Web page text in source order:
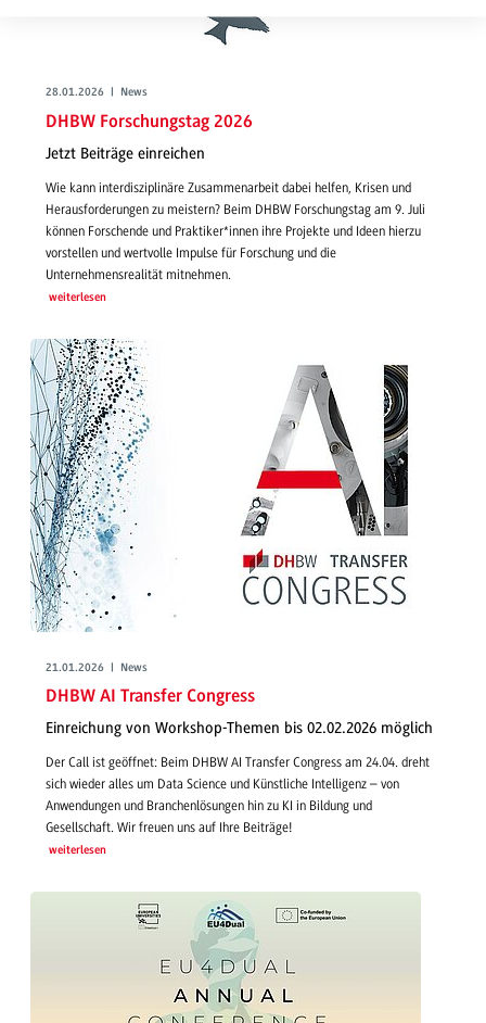
28.01.2026 | News
DHBW Forschungstag 2026
Jetzt Beiträge einreichen
Wie kann interdisziplinäre Zusammenarbeit dabei helfen, Krisen und
Herausforderungen zu meistern? Beim DHBW Forschungstag am 9. Juli
können Forschende und Praktiker*innen ihre Projekte und Ideen hierzu
vorstellen und wertvolle Impulse für Forschung und die
Unternehmensrealität mitnehmen.
weiterlesen
21.01.2026 | News
DHBW AI Transfer Congress
Einreichung von Workshop-Themen bis 02.02.2026 möglich
Der Call ist geöffnet: Beim DHBW AI Transfer Congress am 24.04. dreht
sich wieder alles um Data Science und Künstliche Intelligenz – von
Anwendungen und Branchenlösungen hin zu KI in Bildung und
Gesellschaft. Wir freuen uns auf Ihre Beiträge!
weiterlesen